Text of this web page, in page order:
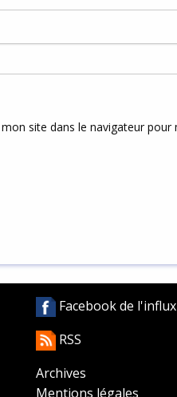
site dans le navigateur pour
Facebook de l'influx
RSS
Archives
Mentions légales